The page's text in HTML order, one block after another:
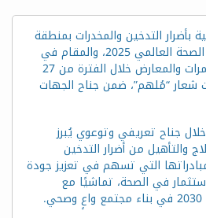
التدخين والمخدرات بمنطقة
مكة المكرمة في ملتقى الصحة العالمي 2025، والمقام في
مركز الرياض الدولي للمؤتمرات والمعارض خلال الفترة من 27
2025م، تحت شعار “مُلهم”، ضمن جناح الجهات
جناح تعريفي وتوعوي يُبرز
والتأهيل من أضرار التدخين
التي تسهم في تعزيز جودة
في الصحة، تماشيًا مع